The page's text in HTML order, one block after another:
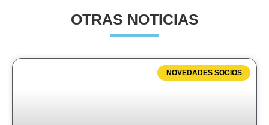
OTRAS NOTICIAS
NOVEDADES SOCIOS